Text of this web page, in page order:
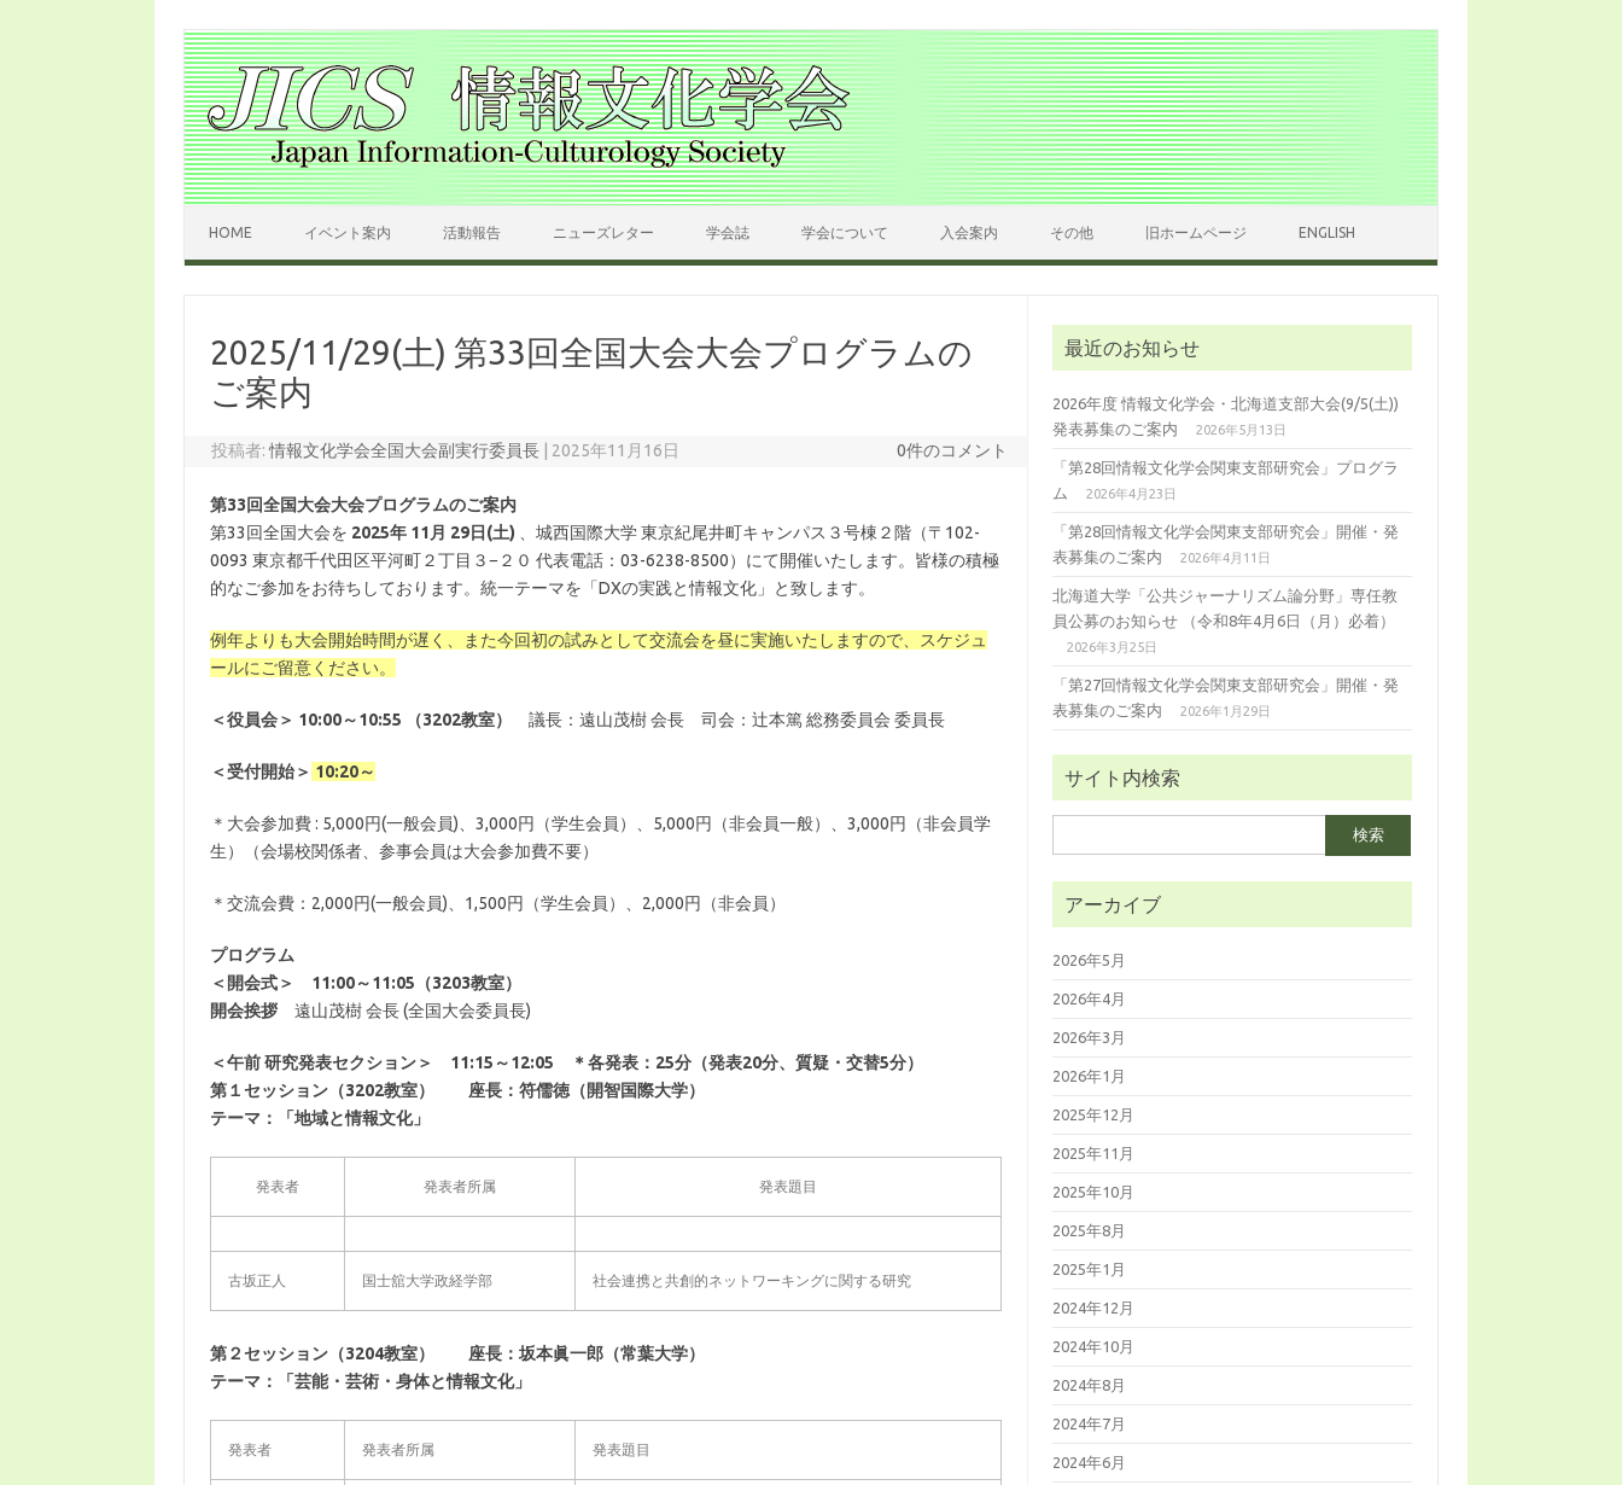
HOME イベント案内 活動報告 ニューズレター 学会誌 学会について 入会案内 その他 旧ホームページ ENGLISH
2025/11/29(土) 第33回全国大会大会プログラムの
ご案内
投稿者:情報文化学会全国大会副実行委員長 2025年11月16日 0件のコメント
第33回全国大会大会プログラムのご案内
第33回全国大会を 2025年 11月 29日(土) 、城西国際大学 東京紀尾井町キャンパス３号棟２階（〒102-
0093 東京都千代田区平河町２丁目３−２０ 代表電話：03-6238-8500）にて開催いたします。皆様の積極
的なご参加をお待ちしております。統一テーマを「DXの実践と情報文化」と致します。
例年よりも大会開始時間が遅く、また今回初の試みとして交流会を昼に実施いたしますので、スケジュ
ールにご留意ください。
＜役員会＞ 10:00～10:55 （3202教室） 議長：遠山茂樹 会長 司会：辻本篤 総務委員会 委員長
＜受付開始＞ 10:20～
＊大会参加費 : 5,000円(一般会員)、3,000円（学生会員）、5,000円（非会員一般）、3,000円（非会員学
生）（会場校関係者、参事会員は大会参加費不要）
＊交流会費：2,000円(一般会員)、1,500円（学生会員）、2,000円（非会員）
プログラム
＜開会式＞ 11:00～11:05（3203教室）
開会挨拶遠山茂樹 会長 (全国大会委員長)
＜午前 研究発表セクション＞ 11:15～12:05 ＊各発表：25分（発表20分、質疑・交替5分）
第１セッション（3202教室） 座長：符儒徳（開智国際大学）
テーマ：「地域と情報文化」
発表者 発表者所属 発表題目
古坂正人 国士舘大学政経学部 社会連携と共創的ネットワーキングに関する研究
第２セッション（3204教室） 座長：坂本眞一郎（常葉大学）
テーマ：「芸能・芸術・身体と情報文化」
発表者 発表者所属 発表題目
最近のお知らせ
2026年度 情報文化学会・北海道支部大会(9/5(土))
発表募集のご案内
2026年5月13日
「第28回情報文化学会関東支部研究会」プログラ
ム
2026年4月23日
「第28回情報文化学会関東支部研究会」開催・発
表募集のご案内
2026年4月11日
北海道大学「公共ジャーナリズム論分野」専任教
員公募のお知らせ （令和8年4月6日（月）必着）
2026年3月25日
「第27回情報文化学会関東支部研究会」開催・発
表募集のご案内
2026年1月29日
サイト内検索
索:
アーカイブ
2026年5月
2026年4月
2026年3月
2026年1月
2025年12月
2025年11月
2025年10月
2025年8月
2025年1月
2024年12月
2024年10月
2024年8月
2024年7月
2024年6月